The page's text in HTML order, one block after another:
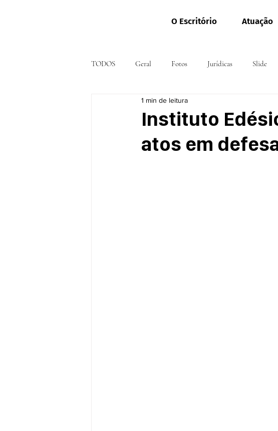
O Escritório Atuação
TODOS Geral Fotos Jurídicas Slide
Instituto
atos em
1 min de leitura